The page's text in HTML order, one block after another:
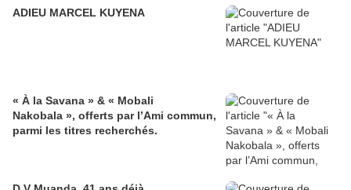
ADIEU MARCEL KUYENA
« À la Savana » & « Mobali
Nakobala », offerts par l’Ami commun,
parmi les titres recherchés.